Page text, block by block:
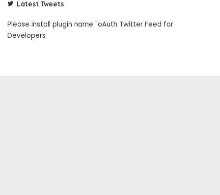
Latest Tweets
Please install plugin name "oAuth Twitter Feed for
Developers